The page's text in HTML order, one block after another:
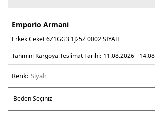
Emporio Armani
Erkek Ceket 6Z1GG3 1J25Z 0002 SİYAH
Tahmini Kargoya Teslimat Tarihi: 11.08.2026 -
Renk: si̇yah